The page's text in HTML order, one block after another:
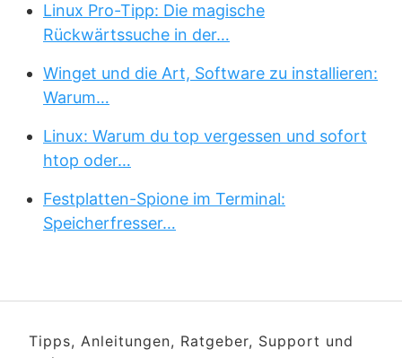
Linux Pro-Tipp: Die magische
Rückwärtssuche in der…
Winget und die Art, Software zu installieren:
Warum…
Linux: Warum du top vergessen und sofort
htop oder…
Festplatten-Spione im Terminal:
Speicherfresser…
Tipps, Anleitungen, Ratgeber, Support und